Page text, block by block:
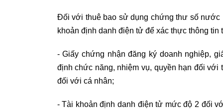
Đối với thuê bao sử dụng chứng thư số nước
khoản định danh điện tử để xác thực thông tin
- Giấy chứng nhận đăng ký doanh nghiệp,
định chức năng, nhiệm vụ, quyền hạn đối
đối với cá nhân;
- Tài khoản định danh điện tử mức độ 2 đối